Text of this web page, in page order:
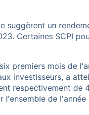
suggèrent un
Certaines SCPI
premiers mois de
investisseurs, a
respectivement de
l'ensemble de